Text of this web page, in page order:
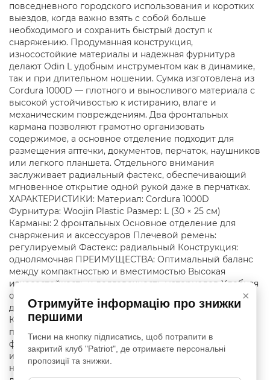
повседневного городского использования и коротких
выездов, когда важно взять с собой больше
необходимого и сохранить быстрый доступ к
снаряжению. Продуманная конструкция,
износостойкие материалы и надежная фурнитура
делают Odin L удобным инструментом как в динамике,
так и при длительном ношении. Сумка изготовлена из
Cordura 1000D — плотного и выносливого материала с
высокой устойчивостью к истиранию, влаге и
механическим повреждениям. Два фронтальных
кармана позволяют грамотно организовать
содержимое, а основное отделение подходит для
размещения аптечки, документов, перчаток, наушников
или легкого планшета. Отдельного внимания
заслуживает радиальный фастекс, обеспечивающий
мгновенное открытие одной рукой даже в перчатках.
ХАРАКТЕРИСТИКИ: Материал: Cordura 1000D
Фурнитура: Woojin Plastic Размер: L (30 × 25 см)
Карманы: 2 фронтальных Основное отделение для
снаряжения и аксессуаров Плечевой ремень:
регулируемый Фастекс: радиальный Конструкция:
однолямочная ПРЕИМУЩЕСТВА: Оптимальный баланс
между компактностью и вместимостью Высокая
износостойкость и долговечность материалов Удобная
организация содержимого без перегрузки Быстрый
доступ к сумке одной рукой, даже в варежках
Комфортное ношение и возможность мгновенно
переместить сумку вперед Надежная тактическая
фурнитура, рассчитанная на интенсивное
использование Odin L — это сумка для тех, кто ценит
надежность, продуманную эргономику и готовность к
×
Отримуйте інформацію про знижки
першими
Тисни на кнопку підписатись, щоб потрапити в
закритий клуб "Patriot", де отримаєте персональні
пропозиції та знижки.